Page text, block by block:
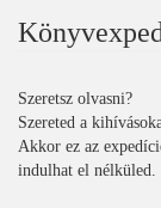
Szeretsz olvasni?
Szereted a
Akkor ez az
indulhat el nélküled.